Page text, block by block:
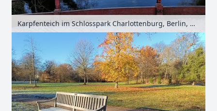
Karpfenteich im Schlosspark Charlottenburg, Berlin, Deutschland